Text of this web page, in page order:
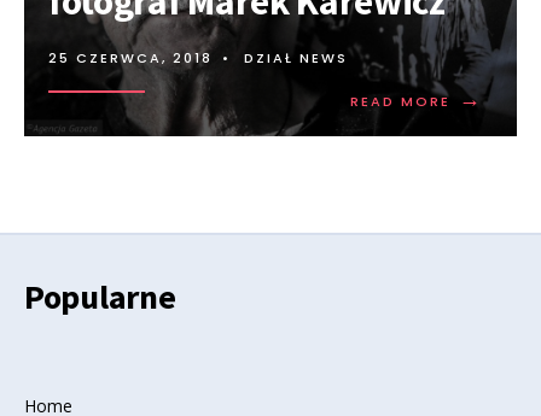
25 CZERWCA, 2018 • DZIAŁ NEWS
READ MORE →
Popularne
Home